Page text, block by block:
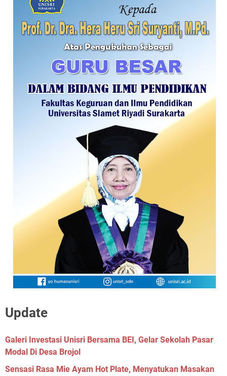
Update
Galeri Investasi Unisri Bersama BEI, Gelar Sekolah Pasar
Modal Di Desa Brojol
Sensasi Rasa Mie Ayam Hot Plate, Menyatukan Masakan